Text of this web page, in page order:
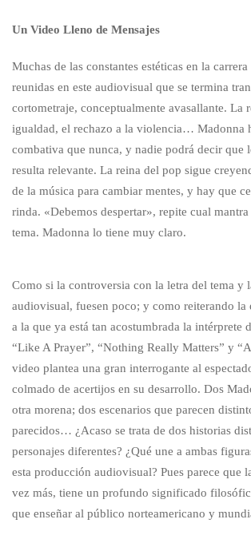
Un Video Lleno de Mensajes
Muchas de las constantes estéticas en la
reunidas en este audiovisual que se termina
cortometraje, conceptualmente avasallante. La
igualdad, el rechazo a la violencia… Madonna
combativa que nunca, y nadie podrá decir que
resulta relevante. La reina del pop sigue
de la música para cambiar mentes, y hay que
rinda. «Debemos despertar», repite cual
tema. Madonna lo tiene muy claro.
Como si la controversia con la letra del tema y
audiovisual, fuesen poco; y como reiterando la
a la que ya está tan acostumbrada la intérprete
“Like A Prayer”, “Nothing Really Matters” y
video plantea una gran interrogante al
colmado de acertijos en su desarrollo. Dos
otra morena; dos escenarios que parecen
parecidos… ¿Acaso se trata de dos historias
personajes diferentes? ¿Qué une a ambas
esta producción audiovisual? Pues parece que
vez más, tiene un profundo significado
que enseñar al público norteamericano y